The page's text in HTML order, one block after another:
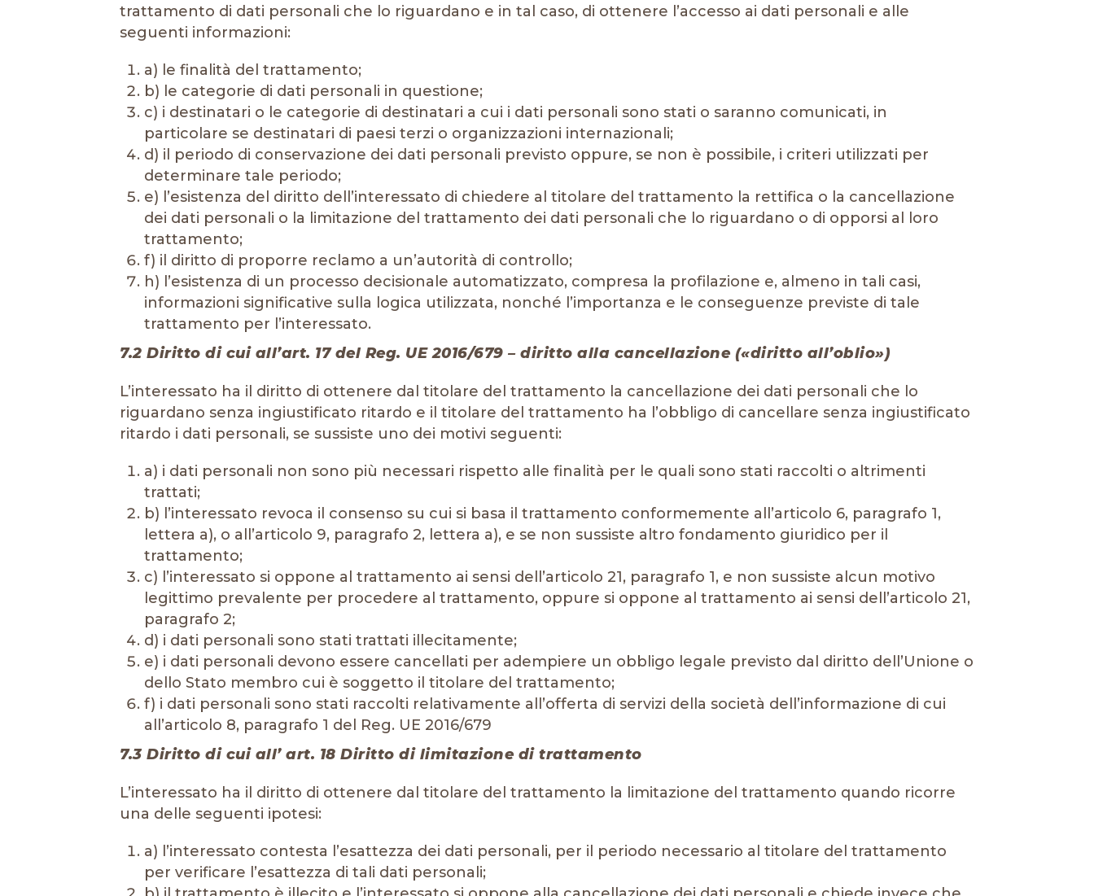
trattamento di dati personali che lo riguardano e in tal caso, di ottenere l’accesso ai dati personali e alle
seguenti informazioni:
a) le finalità del trattamento;
b) le categorie di dati personali in questione;
c) i destinatari o le categorie di destinatari a cui i dati personali sono stati o saranno comunicati, in
particolare se destinatari di paesi terzi o organizzazioni internazionali;
d) il periodo di conservazione dei dati personali previsto oppure, se non è possibile, i criteri utilizzati per
determinare tale periodo;
e) l’esistenza del diritto dell’interessato di chiedere al titolare del trattamento la rettifica o la cancellazione
dei dati personali o la limitazione del trattamento dei dati personali che lo riguardano o di opporsi al loro
trattamento;
f) il diritto di proporre reclamo a un’autorità di controllo;
h) l’esistenza di un processo decisionale automatizzato, compresa la profilazione e, almeno in tali casi,
informazioni significative sulla logica utilizzata, nonché l’importanza e le conseguenze previste di tale
trattamento per l’interessato.
7.2 Diritto di cui all’art. 17 del Reg. UE 2016/679 – diritto alla cancellazione («diritto all’oblio»)
L’interessato ha il diritto di ottenere dal titolare del trattamento la cancellazione dei dati personali che lo
riguardano senza ingiustificato ritardo e il titolare del trattamento ha l’obbligo di cancellare senza ingiustificato
ritardo i dati personali, se sussiste uno dei motivi seguenti:
a) i dati personali non sono più necessari rispetto alle finalità per le quali sono stati raccolti o altrimenti
trattati;
b) l’interessato revoca il consenso su cui si basa il trattamento conformemente all’articolo 6, paragrafo 1,
lettera a), o all’articolo 9, paragrafo 2, lettera a), e se non sussiste altro fondamento giuridico per il
trattamento;
c) l’interessato si oppone al trattamento ai sensi dell’articolo 21, paragrafo 1, e non sussiste alcun motivo
legittimo prevalente per procedere al trattamento, oppure si oppone al trattamento ai sensi dell’articolo 21,
paragrafo 2;
d) i dati personali sono stati trattati illecitamente;
e) i dati personali devono essere cancellati per adempiere un obbligo legale previsto dal diritto dell’Unione o
dello Stato membro cui è soggetto il titolare del trattamento;
f) i dati personali sono stati raccolti relativamente all’offerta di servizi della società dell’informazione di cui
all’articolo 8, paragrafo 1 del Reg. UE 2016/679
7.3 Diritto di cui all’ art. 18 Diritto di limitazione di trattamento
L’interessato ha il diritto di ottenere dal titolare del trattamento la limitazione del trattamento quando ricorre
una delle seguenti ipotesi:
a) l’interessato contesta l’esattezza dei dati personali, per il periodo necessario al titolare del trattamento
per verificare l’esattezza di tali dati personali;